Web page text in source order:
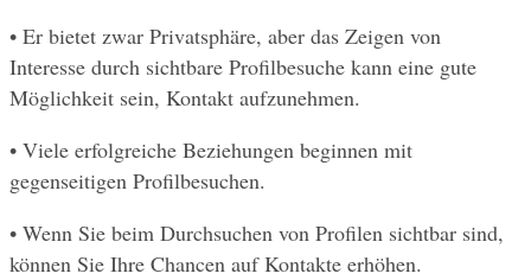
• Er bietet zwar Privatsphäre, aber das Zeigen von
Interesse durch sichtbare Profilbesuche kann eine gute
Möglichkeit sein, Kontakt aufzunehmen.
• Viele erfolgreiche Beziehungen beginnen mit
gegenseitigen Profilbesuchen.
• Wenn Sie beim Durchsuchen von Profilen sichtbar sind,
können Sie Ihre Chancen auf Kontakte erhöhen.